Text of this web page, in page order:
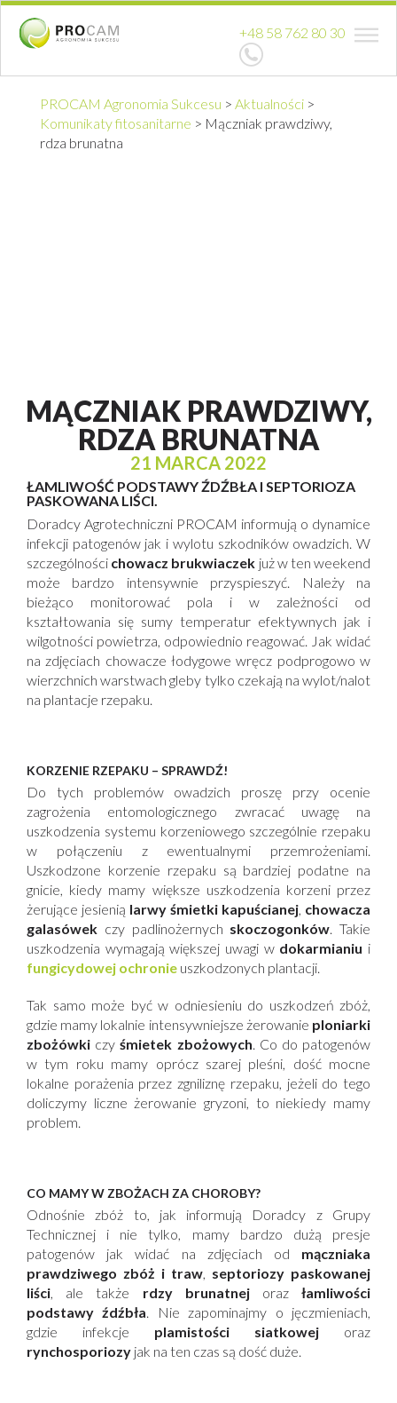
+48 58 762 80 30
PROCAM Agronomia Sukcesu > Aktualności >
Komunikaty fitosanitarne > Mączniak prawdziwy,
rdza brunatna
MĄCZNIAK PRAWDZIWY,
RDZA BRUNATNA
21 MARCA 2022
ŁAMLIWOŚĆ PODSTAWY ŹDŹBŁA I SEPTORIOZA
PASKOWANA LIŚCI.
Doradcy Agrotechniczni PROCAM informują o dynamice
infekcji patogenów jak i wylotu szkodników owadzich. W
szczególności chowacz brukwiaczek już w ten weekend
może bardzo intensywnie przyspieszyć. Należy na
bieżąco monitorować pola i w zależności od
kształtowania się sumy temperatur efektywnych jak i
wilgotności powietrza, odpowiednio reagować. Jak widać
na zdjęciach chowacze łodygowe wręcz podprogowo w
wierzchnich warstwach gleby tylko czekają na wylot/nalot
na plantacje rzepaku.
KORZENIE RZEPAKU – SPRAWDŹ!
Do tych problemów owadzich proszę przy ocenie
zagrożenia entomologicznego zwracać uwagę na
uszkodzenia systemu korzeniowego szczególnie rzepaku
w połączeniu z ewentualnymi przemrożeniami.
Uszkodzone korzenie rzepaku są bardziej podatne na
gnicie, kiedy mamy większe uszkodzenia korzeni przez
żerujące jesienią larwy śmietki kapuścianej, chowacza
galasówek czy padlinożernych skoczogonków. Takie
uszkodzenia wymagają większej uwagi w dokarmianiu i
fungicydowej ochronie uszkodzonych plantacji.
Tak samo może być w odniesieniu do uszkodzeń zbóż,
gdzie mamy lokalnie intensywniejsze żerowanie ploniarki
zbożówki czyśmietek zbożowych. Co do patogenów
w tym roku mamy oprócz szarej pleśni, dość mocne
lokalne porażenia przez zgniliznę rzepaku, jeżeli do tego
doliczymy liczne żerowanie gryzoni, to niekiedy mamy
problem.
CO MAMY W ZBOŻACH ZA CHOROBY?
Odnośnie zbóż to, jak informują Doradcy z Grupy
Technicznej i nie tylko, mamy bardzo dużą presje
patogenów jak widać na zdjęciach od mączniaka
prawdziwego zbóż i traw, septoriozy paskowanej
liści, ale także rdzy brunatnejorazłamliwości
podstawy źdźbła. Nie zapominajmy o jęczmieniach,
gdzie infekcje plamistości siatkowej oraz
rynchosporiozy jak na ten czas są dość duże.